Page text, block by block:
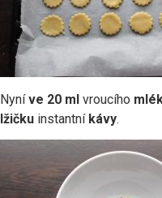
Nyníve 20 ml vroucího
lžičku instantníkávy.